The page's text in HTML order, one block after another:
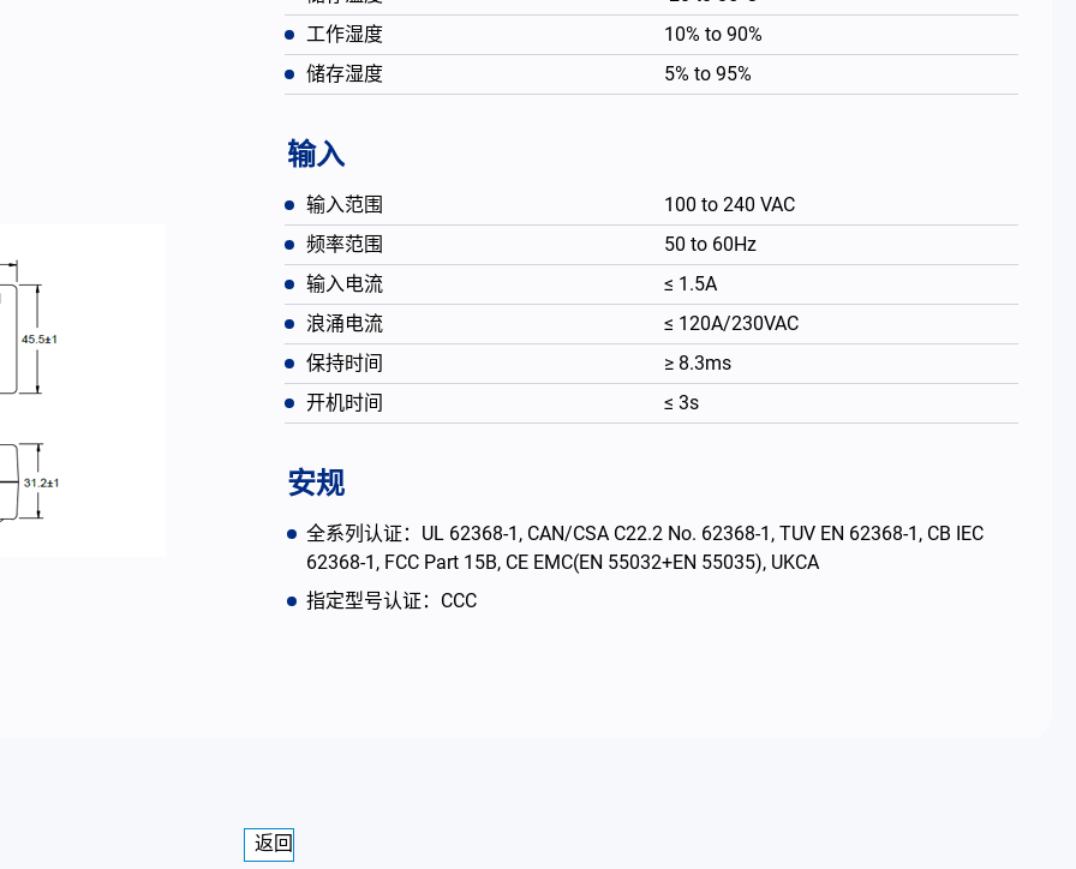
工作湿度
10% to 90%
储存湿度
5% to 95%
输入
输入范围
100 to 240 VAC
频率范围
50 to 60Hz
输入电流
≤ 1.5A
浪涌电流
≤ 120A/230VAC
保持时间
≥ 8.3ms
开机时间
≤ 3s
安规
全系列认证：UL 62368-1, CAN/CSA C22.2 No. 62368-1, TUV EN 62368-1, CB IEC
62368-1, FCC Part 15B, CE EMC(EN 55032+EN 55035), UKCA
指定型号认证：CCC
返回